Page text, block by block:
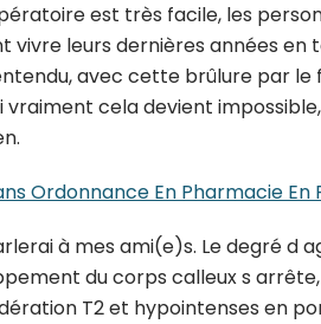
est très facile, les
vivre leurs dernières années
avec cette brûlure par
vraiment cela devient
Ordonnance En Pharmacie En
à mes ami(e)s. Le degré d
du corps calleux s
T2 et hypointenses en